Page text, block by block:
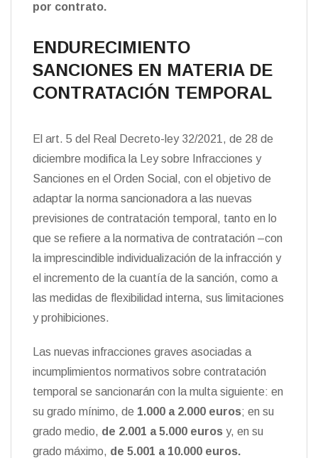
por contrato.
ENDURECIMIENTO
SANCIONES EN MATERIA DE
CONTRATACIÓN TEMPORAL
El art. 5 del Real Decreto-ley 32/2021, de 28 de
diciembre modifica la Ley sobre Infracciones y
Sanciones en el Orden Social, con el objetivo de
adaptar la norma sancionadora a las nuevas
previsiones de contratación temporal, tanto en lo
que se refiere a la normativa de contratación –con
la imprescindible individualización de la infracción y
el incremento de la cuantía de la sanción, como a
las medidas de flexibilidad interna, sus limitaciones
y prohibiciones.
Las nuevas infracciones graves asociadas a
incumplimientos normativos sobre contratación
temporal se sancionarán con la multa siguiente: en
su grado mínimo, de 1.000 a 2.000 euros; en su
grado medio, de 2.001 a 5.000 euros y, en su
grado máximo, de 5.001 a 10.000 euros.